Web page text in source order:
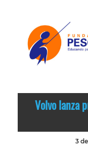
Volvo lanza
3